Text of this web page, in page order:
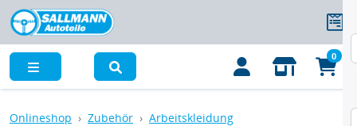
0
Onlineshop Zubehör
Arbeitskleidung